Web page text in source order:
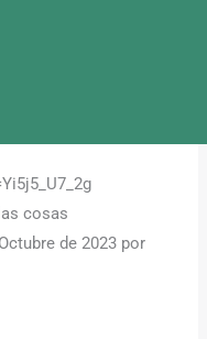
cosas
de 2023 por